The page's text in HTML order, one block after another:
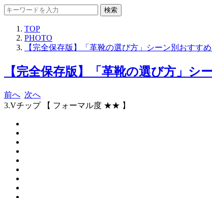
検索
TOP
PHOTO
【完全保存版】「革靴の選び方」シーン別おすす
【完全保存版】「革靴の選び方」
前へ 次へ
3.Vチップ 【 フォーマル度 ★★ 】